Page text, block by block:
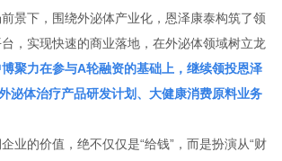
景下，围绕外泌体产业化，恩泽康泰构筑了领
，实现快速的商业落地，在外泌体领域树立龙
聚力在参与A轮融资的基础上，继续领投恩泽
泌体治疗产品研发计划、大健康消费原料业务
业的价值，绝不仅仅是“给钱”，而是扮演从“财